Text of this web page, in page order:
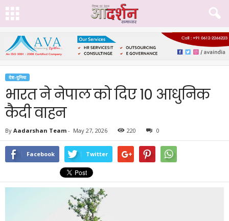
देश-दुनिया
भारत ने नेपाल को दिए 10 आधुनिक
कैदी वाहन
By Aadarshan Team - May 27, 2026 220 0
Facebook Twitter